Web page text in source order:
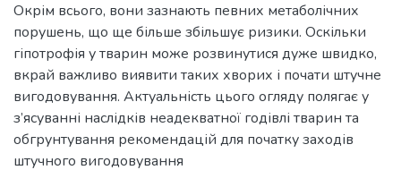
Окрім всього, вони зазнають певних метаболічних
порушень, що ще більше збільшує ризики. Оскільки
гіпотрофія у тварин може розвинутися дуже швидко,
вкрай важливо виявити таких хворих і почати штучне
вигодовування. Актуальність цього огляду полягає у
з’ясуванні наслідків неадекватної годівлі тварин та
обгрунтування рекомендацій для початку заходів
штучного вигодовування